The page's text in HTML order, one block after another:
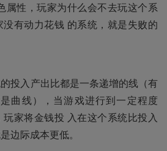
属性，玩家为什么会不去玩这个系
有动⼒花钱 的系统，就是失败的
投⼊产出比都是⼀条递增的线（有
曲线），当游戏进⾏到⼀定程度
家将⾦钱投 ⼊在这个系统比投⼊
边际成本更低。